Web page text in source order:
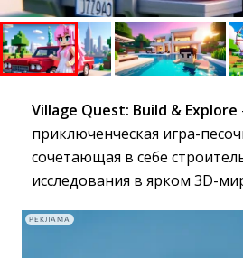
Village Quest: Build & Explore
приключенческая игра-
сочетающая в себе
исследования в ярком 3D-
РЕКЛАМА